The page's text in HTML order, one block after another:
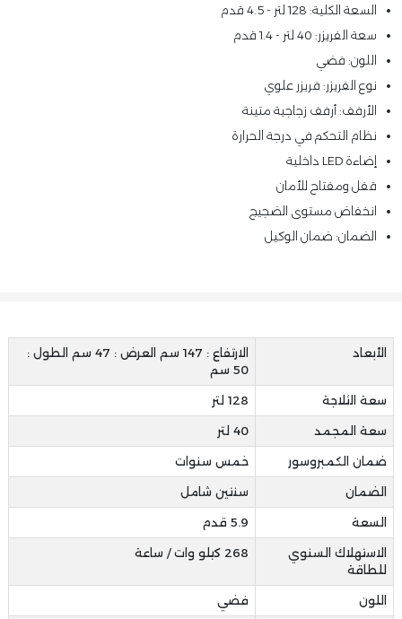
السعة الكلية: 128 لتر - 4.5 قدم
سعة الفريزر: 40 لتر - 1.4 قدم
اللون: فضي
نوع الفريزر: فريزر علوي
الأرفف: أرفف زجاجية متينة
نظام التحكم في درجة الحرارة
إضاءة LED داخلية
قفل ومفتاح للأمان
انخفاض مستوى الضجيج
الضمان: ضمان الوكيل
الأبعاد
الارتفاع : 147 سم العرض : 47 سم الطول :
50 سم
سعة الثلاجة 128 لتر
سعة المجمد 40 لتر
ضمان الكمبروسور خمس سنوات
الضمان سنتين شامل
السعة 5.9 قدم
الاستهلاك السنوي
للطاقة
268 كيلو وات / ساعة
اللون فضي